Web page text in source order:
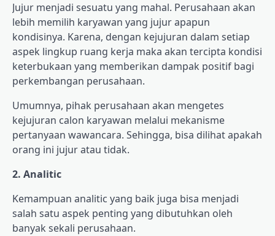
Jujur menjadi sesuatu yang mahal. Perusahaan akan
lebih memilih karyawan yang jujur apapun
kondisinya. Karena, dengan kejujuran dalam setiap
aspek lingkup ruang kerja maka akan tercipta kondisi
keterbukaan yang memberikan dampak positif bagi
perkembangan perusahaan.
Umumnya, pihak perusahaan akan mengetes
kejujuran calon karyawan melalui mekanisme
pertanyaan wawancara. Sehingga, bisa dilihat apakah
orang ini jujur atau tidak.
2. Analitic
Kemampuan analitic yang baik juga bisa menjadi
salah satu aspek penting yang dibutuhkan oleh
banyak sekali perusahaan.